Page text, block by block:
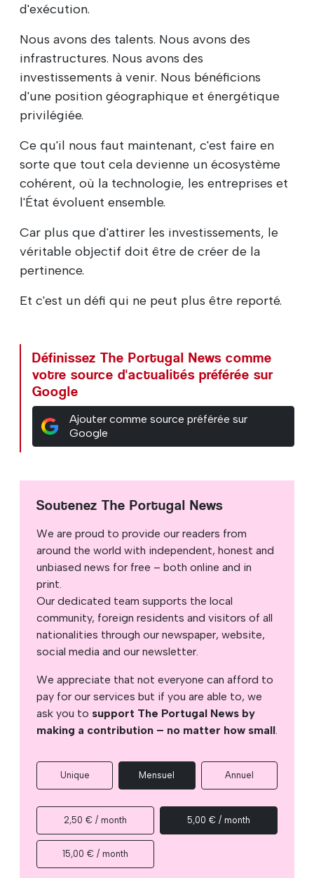
d'exécution.
Nous avons des talents. Nous avons des
infrastructures. Nous avons des
investissements à venir. Nous bénéficions
d'une position géographique et énergétique
privilégiée.
Ce qu'il nous faut maintenant, c'est faire en
sorte que tout cela devienne un écosystème
cohérent, où la technologie, les entreprises et
l'État évoluent ensemble.
Car plus que d'attirer les investissements, le
véritable objectif doit être de créer de la
pertinence.
Et c'est un défi qui ne peut plus être reporté.
Définissez The Portugal News comme
votre source d'actualités préférée sur
Google
Ajouter comme source préférée sur
Google
Soutenez The Portugal News
We are proud to provide our readers from
around the world with independent, honest and
unbiased news for free – both online and in
print.
Our dedicated team supports the local
community, foreign residents and visitors of all
nationalities through our newspaper, website,
social media and our newsletter.
We appreciate that not everyone can afford to
pay for our services but if you are able to, we
ask you to support The Portugal News by
making a contribution – no matter how small.
Unique Mensuel Annuel
2,50 € / month 5,00 € / month
15,00 € / month